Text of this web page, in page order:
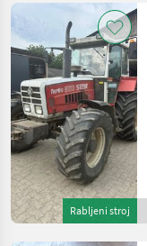
Rabljeni stroj